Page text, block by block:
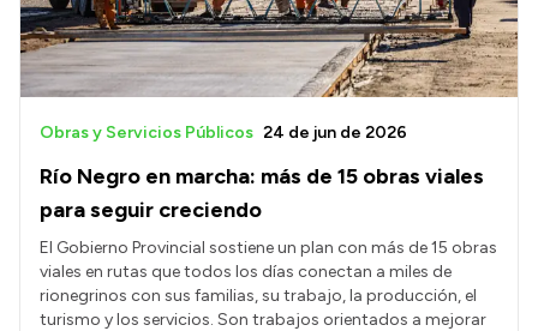
Río Negro en marcha: más de 15 obras viales
para seguir creciendo
Obras y Servicios Públicos 24 de jun de 2026
El Gobierno Provincial sostiene un plan con más de 15 obras
viales en rutas que todos los días conectan a miles de
rionegrinos con sus familias, su trabajo, la producción, el
turismo y los servicios. Son trabajos orientados a mejorar